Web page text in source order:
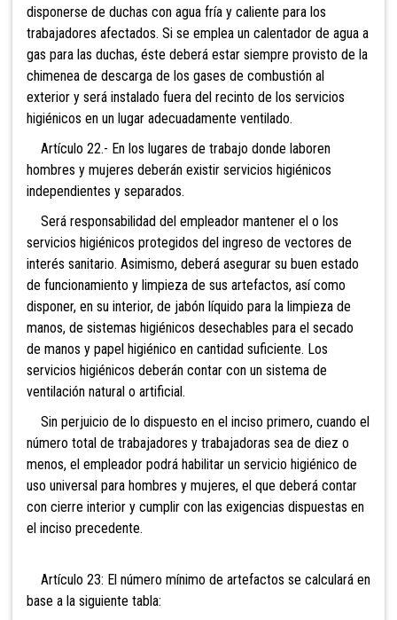
disponerse de duchas con agua fría y caliente para los
trabajadores afectados. Si se emplea un calentador de agua a
gas para las duchas, éste deberá estar siempre provisto de la
chimenea de descarga de los gases de combustión al
exterior y será instalado fuera del recinto de los servicios
higiénicos en un lugar adecuadamente ventilado.
Artículo 22.- En los lugares de trabajo donde laboren
hombres y mujeres deberán existir servicios higiénicos
independientes y separados.
Será responsabilidad del empleador mantener el o los
servicios higiénicos protegidos del ingreso de vectores de
interés sanitario. Asimismo, deberá asegurar su buen estado
de funcionamiento y limpieza de sus artefactos, así como
disponer, en su interior, de jabón líquido para la limpieza de
manos, de sistemas higiénicos desechables para el secado
de manos y papel higiénico en cantidad suficiente. Los
servicios higiénicos deberán contar con un sistema de
ventilación natural o artificial.
Sin perjuicio de lo dispuesto en el inciso primero, cuando el
número total de trabajadores y trabajadoras sea de diez o
menos, el empleador podrá habilitar un servicio higiénico de
uso universal para hombres y mujeres, el que deberá contar
con cierre interior y cumplir con las exigencias dispuestas en
el inciso precedente.
Artículo 23: El número mínimo de artefactos se calculará en
base a la siguiente tabla: